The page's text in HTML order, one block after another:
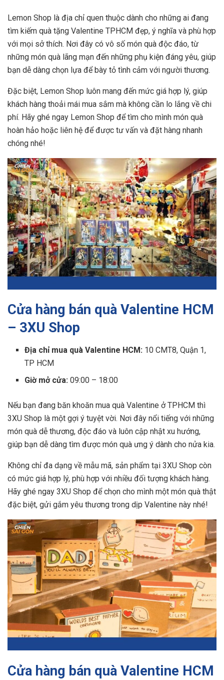
Lemon Shop là địa chỉ quen thuộc dành cho những ai đang
tìm kiếm quà tặng Valentine TPHCM đẹp, ý nghĩa và phù hợp
với mọi sở thích. Nơi đây có vô số món quà độc đáo, từ
những món quà lãng mạn đến những phụ kiện đáng yêu, giúp
bạn dễ dàng chọn lựa để bày tỏ tình cảm với người thương.
Đặc biệt, Lemon Shop luôn mang đến mức giá hợp lý, giúp
khách hàng thoải mái mua sắm mà không cần lo lắng về chi
phí. Hãy ghé ngay Lemon Shop để tìm cho mình món quà
hoàn hảo hoặc liên hệ để được tư vấn và đặt hàng nhanh
chóng nhé!
Cửa hàng bán quà Valentine HCM
– 3XU Shop
Địa chỉ mua quà Valentine HCM: 10 CMT8, Quận 1,
TP HCM
Giờ mở cửa:09:00 – 18:00
Nếu bạn đang băn khoăn mua quà Valentine ở TPHCM thì
3XU Shop là một gợi ý tuyệt vời. Nơi đây nổi tiếng với những
món quà dễ thương, độc đáo và luôn cập nhật xu hướng,
giúp bạn dễ dàng tìm được món quà ưng ý dành cho nửa kia.
Không chỉ đa dạng về mẫu mã, sản phẩm tại 3XU Shop còn
có mức giá hợp lý, phù hợp với nhiều đối tượng khách hàng.
Hãy ghé ngay 3XU Shop để chọn cho mình một món quà thật
đặc biệt, gửi gắm yêu thương trong dịp Valentine này nhé!
Cửa hàng bán quà Valentine HCM